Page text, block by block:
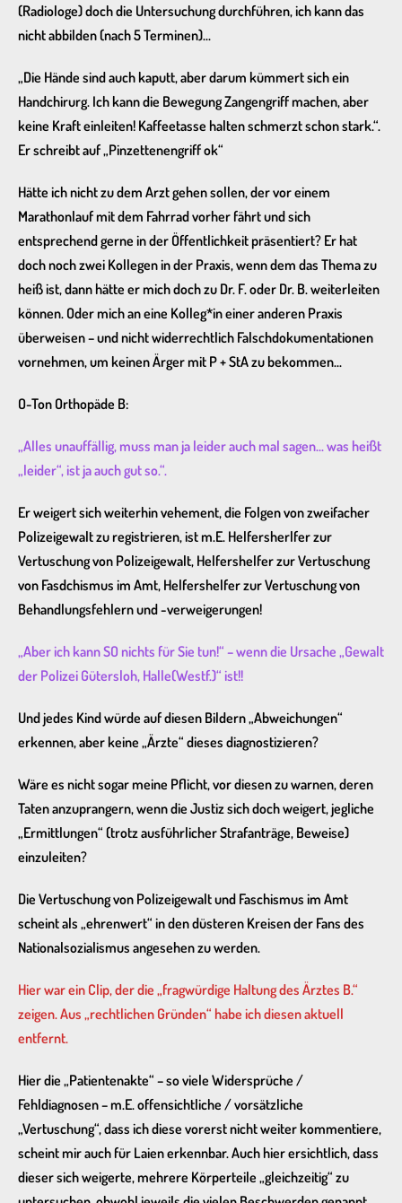
(Radiologe) doch die Untersuchung durchführen, ich kann das
nicht abbilden (nach 5 Terminen)…
„Die Hände sind auch kaputt, aber darum kümmert sich ein
Handchirurg. Ich kann die Bewegung Zangengriff machen, aber
keine Kraft einleiten! Kaffeetasse halten schmerzt schon stark.“.
Er schreibt auf „Pinzettenengriff ok“
Hätte ich nicht zu dem Arzt gehen sollen, der vor einem
Marathonlauf mit dem Fahrrad vorher fährt und sich
entsprechend gerne in der Öffentlichkeit präsentiert? Er hat
doch noch zwei Kollegen in der Praxis, wenn dem das Thema zu
heiß ist, dann hätte er mich doch zu Dr. F. oder Dr. B. weiterleiten
können. Oder mich an eine Kolleg*in einer anderen Praxis
überweisen – und nicht widerrechtlich Falschdokumentationen
vornehmen, um keinen Ärger mit P + StA zu bekommen…
O-Ton Orthopäde B:
„Alles unauffällig, muss man ja leider auch mal sagen… was heißt
„leider“, ist ja auch gut so.“.
Er weigert sich weiterhin vehement, die Folgen von zweifacher
Polizeigewalt zu registrieren, ist m.E. Helfersherlfer zur
Vertuschung von Polizeigewalt, Helfershelfer zur Vertuschung
von Fasdchismus im Amt, Helfershelfer zur Vertuschung von
Behandlungsfehlern und -verweigerungen!
„Aber ich kann SO nichts für Sie tun!“ – wenn die Ursache „Gewalt
der Polizei Gütersloh, Halle(Westf.)“ ist!!
Und jedes Kind würde auf diesen Bildern „Abweichungen“
erkennen, aber keine „Ärzte“ dieses diagnostizieren?
Wäre es nicht sogar meine Pflicht, vor diesen zu warnen, deren
Taten anzuprangern, wenn die Justiz sich doch weigert, jegliche
„Ermittlungen“ (trotz ausführlicher Strafanträge, Beweise)
einzuleiten?
Die Vertuschung von Polizeigewalt und Faschismus im Amt
scheint als „ehrenwert“ in den düsteren Kreisen der Fans des
Nationalsozialismus angesehen zu werden.
Hier war ein Clip, der die „fragwürdige Haltung des Ärztes B.“
zeigen. Aus „rechtlichen Gründen“ habe ich diesen aktuell
entfernt.
Hier die „Patientenakte“ – so viele Widersprüche /
Fehldiagnosen – m.E. offensichtliche / vorsätzliche
„Vertuschung“, dass ich diese vorerst nicht weiter kommentiere,
scheint mir auch für Laien erkennbar. Auch hier ersichtlich, dass
dieser sich weigerte, mehrere Körperteile „gleichzeitig“ zu